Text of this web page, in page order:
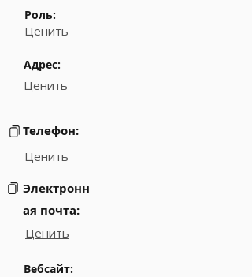
Роль:
Ценить
Адрес:
Ценить
Телефон:
Ценить
Электронн
ая почта:
Ценить
Вебсайт: